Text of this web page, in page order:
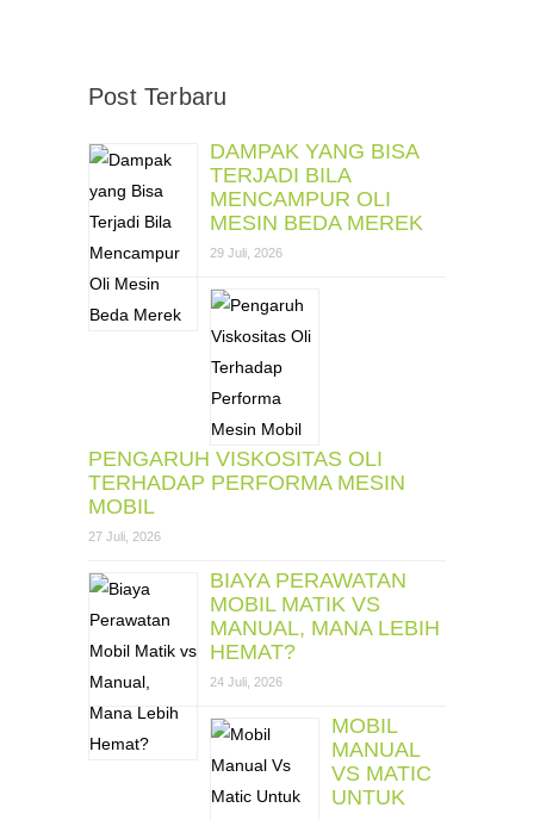
Post Terbaru
DAMPAK YANG BISA
TERJADI BILA
MENCAMPUR OLI
MESIN BEDA MEREK
29 Juli, 2026
PENGARUH VISKOSITAS OLI
TERHADAP PERFORMA MESIN
MOBIL
27 Juli, 2026
BIAYA PERAWATAN
MOBIL MATIK VS
MANUAL, MANA LEBIH
HEMAT?
24 Juli, 2026
MOBIL
MANUAL
VS MATIC
UNTUK